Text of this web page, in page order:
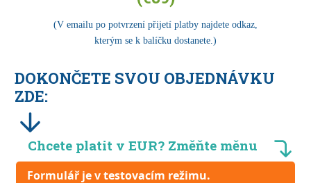
(V emailu po potvrzení přijetí platby najdete odkaz,
kterým se k balíčku dostanete.)
DOKONČETE SVOU OBJEDNÁVKU
ZDE:
Chcete platit v EUR? Změňte měnu
Formulář je v testovacím režimu.